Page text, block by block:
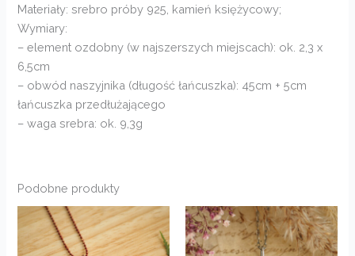
Materiały: srebro próby 925, kamień księżycowy;
Wymiary:
– element ozdobny (w najszerszych miejscach): ok. 2,3 x
6,5cm
– obwód naszyjnika (długość łańcuszka): 45cm + 5cm
łańcuszka przedłużającego
– waga srebra: ok. 9,3g
Podobne produkty